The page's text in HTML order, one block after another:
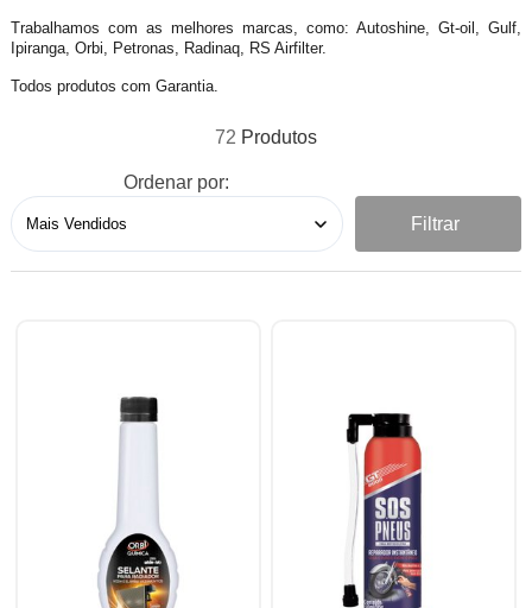
Trabalhamos com as melhores marcas, como: Autoshine, Gt-oil, Gulf,
Ipiranga, Orbi, Petronas, Radinaq, RS Airfilter.
Todos produtos com Garantia.
72
Ordenar por:
Filtrar